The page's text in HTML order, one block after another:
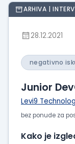
ARHIVA |
28.12.2021
negativno
Junior
Levi9
bez ponude za
Kako je